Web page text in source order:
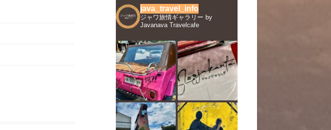
java_travel_info
ジャワ旅情ギャラリー by
Javanava Travelcafe